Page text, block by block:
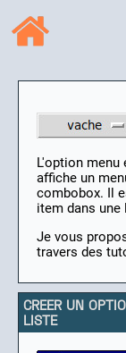
L'option menu
affiche un
combobox. Il
item dans
Je vous
travers des
CREER UN
LISTE